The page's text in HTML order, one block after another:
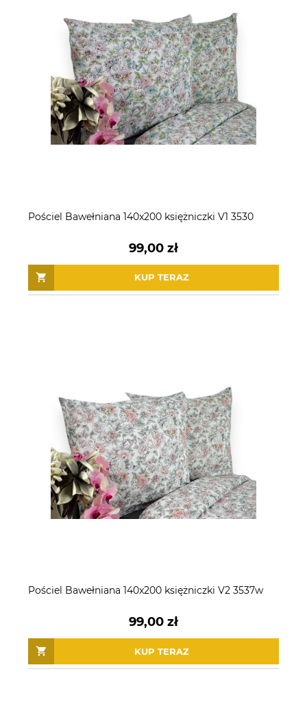
Pościel Bawełniana 140x200 księżniczki V1 3530
99,00 zł
KUP TERAZ
Pościel Bawełniana 140x200 księżniczki V2 3537w
99,00 zł
KUP TERAZ